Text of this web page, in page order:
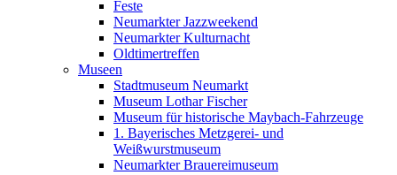
Feste
Neumarkter Jazzweekend
Neumarkter Kulturnacht
Oldtimertreffen
Museen
Stadtmuseum Neumarkt
Museum Lothar Fischer
Museum für historische Maybach-Fahrzeuge
1. Bayerisches Metzgerei- und
Weißwurstmuseum
Neumarkter Brauereimuseum